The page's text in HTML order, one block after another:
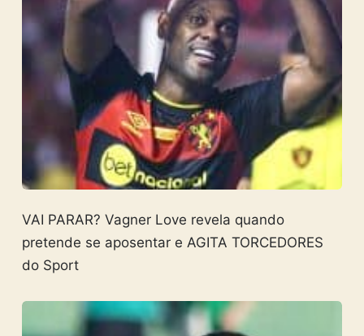
VAI PARAR? Vagner Love revela quando
pretende se aposentar e AGITA TORCEDORES
do Sport